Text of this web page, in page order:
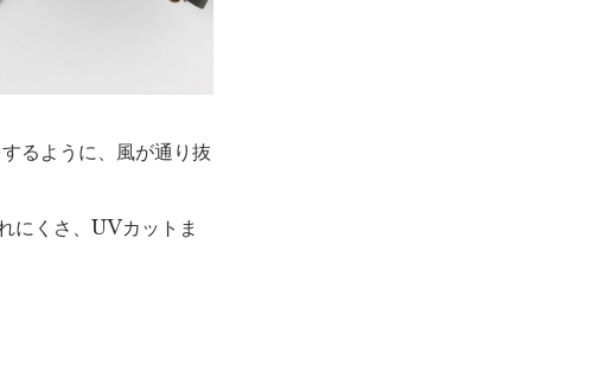
るように、風が通り抜
にくさ、UVカットま